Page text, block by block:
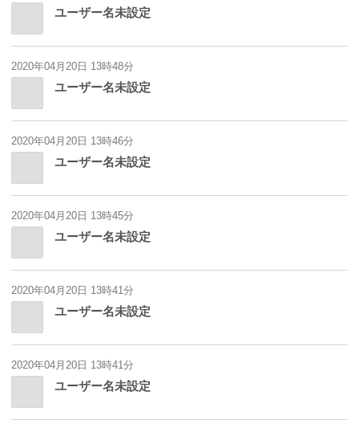
ユーザー名未設定
2020年04月20日 13時48分
ユーザー名未設定
2020年04月20日 13時46分
ユーザー名未設定
2020年04月20日 13時45分
ユーザー名未設定
2020年04月20日 13時41分
ユーザー名未設定
2020年04月20日 13時41分
ユーザー名未設定